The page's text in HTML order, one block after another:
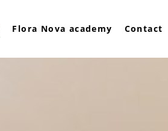
Flora Nova academy Contact